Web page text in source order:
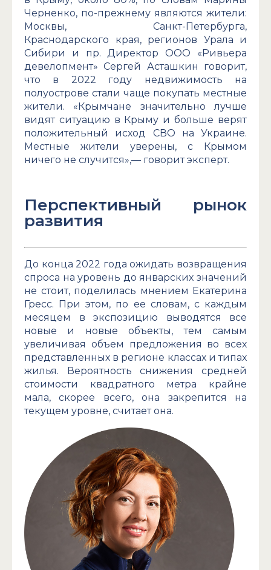
Черненко, по-прежнему являются жители:
Москвы, Санкт-Петербурга,
Краснодарского края, регионов Урала и
Сибири и пр. Директор ООО «Ривьера
девелопмент» Сергей Асташкин говорит,
что в 2022 году недвижимость на
полуострове стали чаще покупать местные
жители. «Крымчане значительно лучше
видят ситуацию в Крыму и больше верят
положительный исход СВО на Украине.
Местные жители уверены, с Крымом
ничего не случится»,— говорит эксперт.
Перспективный рынок
развития
До конца 2022 года ожидать возвращения
спроса на уровень до январских значений
не стоит, поделилась мнением Екатерина
Гресс. При этом, по ее словам, с каждым
месяцем в экспозицию выводятся все
новые и новые объекты, тем самым
увеличивая объем предложения во всех
представленных в регионе классах и типах
жилья. Вероятность снижения средней
стоимости квадратного метра крайне
мала, скорее всего, она закрепится на
текущем уровне, считает она.